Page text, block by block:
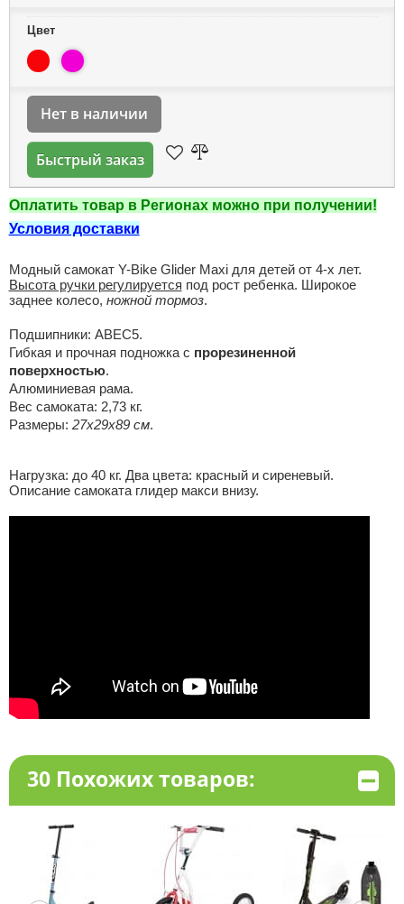
Цвет
Нет в наличии
Быстрый заказ
Оплатить товар в Регионах можно при получении!
Условия доставки
Модный самокат Y-Bike Glider Maxi для детей от 4-х лет.
Высота ручки регулируется под рост ребенка. Широкое
заднее колесо, ножной тормоз.
Подшипники: АВЕС5.
Гибкая и прочная подножка с прорезиненной
поверхностью.
Алюминиевая рама.
Вес самоката: 2,73 кг.
Размеры: 27х29х89 см.
Нагрузка: до 40 кг. Два цвета: красный и сиреневый.
Описание самоката глидер макси внизу.
30 Похожих товаров: